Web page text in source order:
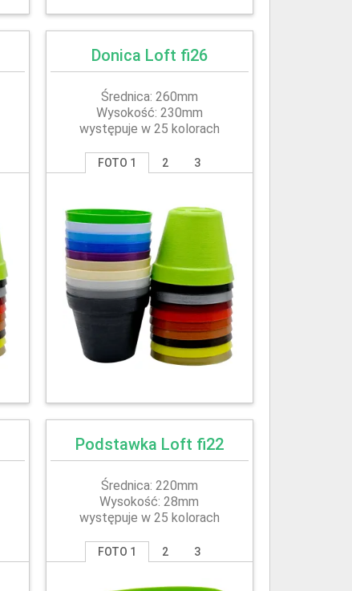
Donica Loft fi26
Średnica: 260mm
Wysokość: 230mm
występuje w 25 kolorach
FOTO 1 2 3
Podstawka Loft fi22
Średnica: 220mm
Wysokość: 28mm
występuje w 25 kolorach
FOTO 1 2 3